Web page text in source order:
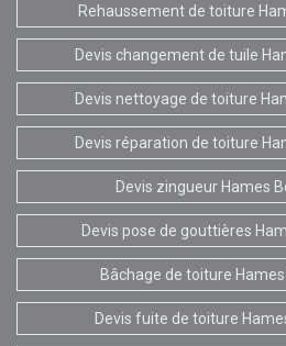
Rehaussement de toiture
Devis changement de tuile
Devis nettoyage de toiture
Devis réparation de toiture
Devis zingueur Hames
Devis pose de gouttières
Bâchage de toiture
Devis fuite de toiture